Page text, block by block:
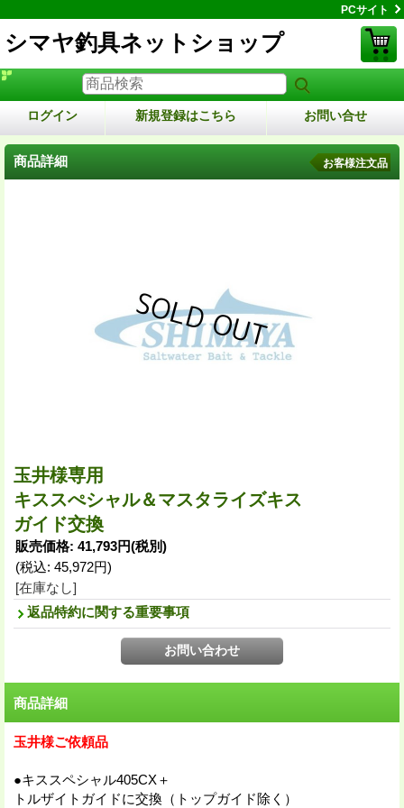
PCサイト
シマヤ釣具ネットショップ
ログイン 新規登録はこちら お問い合せ
商品詳細 お客様注文品
玉井様専用
キススぺシャル＆マスタライズキス
ガイド交換
販売価格: 41,793円(税別)
(税込: 45,972円)
[在庫なし]
返品特約に関する重要事項
商品詳細
玉井様ご依頼品
●キススペシャル405CX＋
トルザイトガイドに交換（トップガイド除く）